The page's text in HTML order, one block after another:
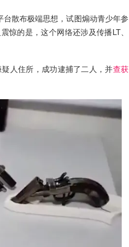
散布极端思想，试图煽动青少年参
惊的是，这个网络还涉及传播LT、
人住所，成功逮捕了二人，并查获